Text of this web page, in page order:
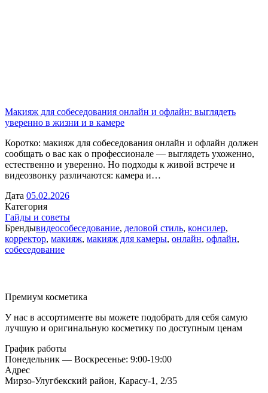
Макияж для собеседования онлайн и офлайн: выглядеть
уверенно в жизни и в камере
Коротко: макияж для собеседования онлайн и офлайн должен
сообщать о вас как о профессионале — выглядеть ухоженно,
естественно и уверенно. Но подходы к живой встрече и
видеозвонку различаются: камера и…
Дата 05.02.2026
Категория
Гайды и советы
Брендывидеособеседование, деловой стиль, консилер,
корректор, макияж, макияж для камеры, онлайн, офлайн,
собеседование
Премиум косметика
У нас в ассортименте вы можете подобрать для себя самую
лучшую и оригинальную косметику по доступным ценам
График работы
Понедельник — Воскресенье: 9:00-19:00
Адрес
Мирзо-Улугбекский район, Карасу-1, 2/35